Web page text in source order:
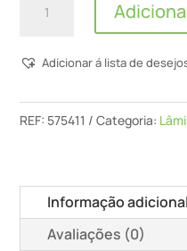
De
Sg-
Adicionar á lista de
REF: 575411 Categoria:
Informação adicional
Avaliações (0)